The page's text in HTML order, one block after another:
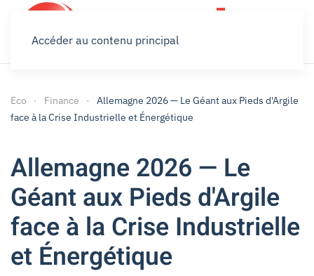
Accéder au contenu principal
Eco Finance
Allemagne 2026 — Le Géant aux Pieds d'Argile
face à la Crise Industrielle et Énergétique
Allemagne 2026 — Le
Géant aux Pieds d'Argile
face à la Crise Industrielle
et Énergétique